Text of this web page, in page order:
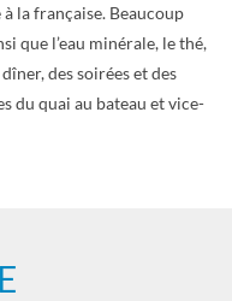
la française. Beaucoup
que l’eau minérale, le thé,
des soirées et des
du quai au bateau et vice-